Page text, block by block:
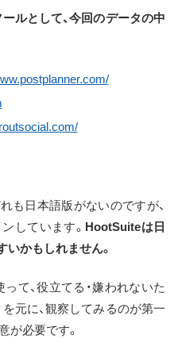
ルとして、今回のデータの中
も日本語版がないのですが、
しています。 HootSuiteは日
いかもしれません。
て、役立てる・嫌われないた
元に、観察してみるのが第一
が必要です。